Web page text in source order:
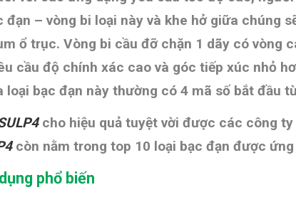
– vòng bi loại này và khe hở giữa chúng
ổ trục. Vòng bi cầu đỡ chặn 1 dãy có vòng
cầu độ chính xác cao và góc tiếp xúc nhỏ
bạc đạn này thường có 4 mã số bắt đầu
cho hiệu quả tuyệt vời được các công
còn nằm trong top 10 loại bạc đạn được
phổ biến